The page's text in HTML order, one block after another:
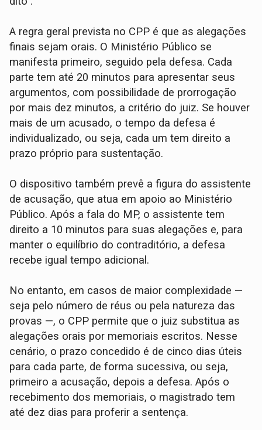
A regra geral prevista no CPP é que as alegações
finais sejam orais. O Ministério Público se
manifesta primeiro, seguido pela defesa. Cada
parte tem até 20 minutos para apresentar seus
argumentos, com possibilidade de prorrogação
por mais dez minutos, a critério do juiz. Se houver
mais de um acusado, o tempo da defesa é
individualizado, ou seja, cada um tem direito a
prazo próprio para sustentação.
O dispositivo também prevê a figura do assistente
de acusação, que atua em apoio ao Ministério
Público. Após a fala do MP, o assistente tem
direito a 10 minutos para suas alegações e, para
manter o equilíbrio do contraditório, a defesa
recebe igual tempo adicional.
No entanto, em casos de maior complexidade —
seja pelo número de réus ou pela natureza das
provas —, o CPP permite que o juiz substitua as
alegações orais por memoriais escritos. Nesse
cenário, o prazo concedido é de cinco dias úteis
para cada parte, de forma sucessiva, ou seja,
primeiro a acusação, depois a defesa. Após o
recebimento dos memoriais, o magistrado tem
até dez dias para proferir a sentença.